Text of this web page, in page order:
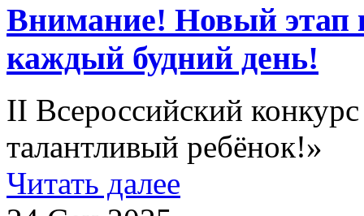
Внимание! Новый этап
каждый будний день!
II Всероссийский конкурс
талантливый ребёнок!»
Читать далее